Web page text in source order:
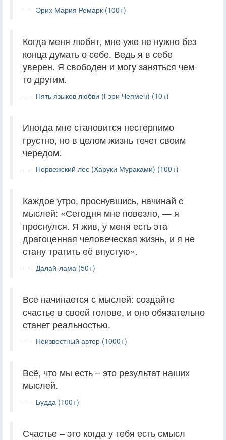
Эрих Мария Ремарк (100+)
Когда меня любят, мне уже не нужно без
конца думать о себе. Ведь я в себе
уверен. Я свободен и могу заняться чем-
то другим.
Пять языков любви (Гэри Чепмен) (10+)
Иногда мне становится нестерпимо
грустно, но в целом жизнь течет своим
чередом.
Норвежский лес (Харуки Мураками) (100+)
Каждое утро, проснувшись, начинай с
мыслей: «Сегодня мне повезло, — я
проснулся. Я жив, у меня есть эта
драгоценная человеческая жизнь, и я не
стану тратить её впустую».
Далай-лама (50+)
Все начинается с мыслей: создайте
счастье в своей голове, и оно обязательно
станет реальностью.
Неизвестный автор (1000+)
Всё, что мы есть – это результат наших
мыслей.
Будда (100+)
Счастье – это когда у тебя есть смысл